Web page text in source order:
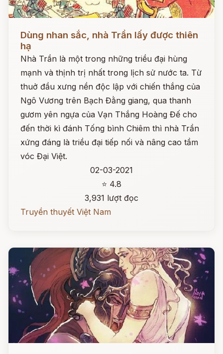
Dùng nhan sắc, nhà Trần lấy được thiên
hạ
Nhà Trần là một trong những triều đại hùng
mạnh và thịnh trị nhất trong lịch sử nước ta. Từ
thuở đầu xưng nền độc lập với chiến thắng của
Ngô Vương trên Bạch Đằng giang, qua thanh
gươm yên ngựa của Vạn Thắng Hoàng Đế cho
đến thời kì đánh Tống bình Chiêm thì nhà Trần
xứng đáng là triều đại tiếp nối và nâng cao tầm
vóc Đại Việt.
02-03-2021
⭐ 4.8
3,931 lượt đọc
Truyền thuyết Việt Nam